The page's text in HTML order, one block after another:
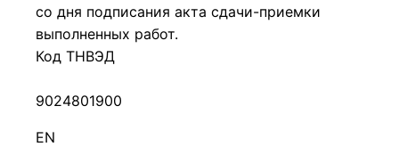
со дня подписания акта сдачи-приемки
выполненных работ.
Код ТНВЭД
9024801900
EN